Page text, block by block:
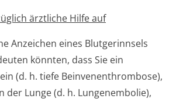
ärztliche Hilfe auf
Anzeichen eines Blutgerinnsels
könnten, dass Sie ein
(d. h. tiefe Beinvenenthrom­bose),
der Lunge (d. h. Lungenembolie),